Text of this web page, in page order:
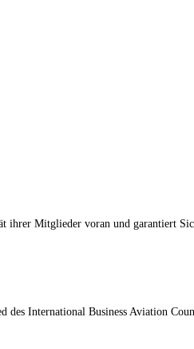
Mitglieder voran und garantiert
International Business Aviation